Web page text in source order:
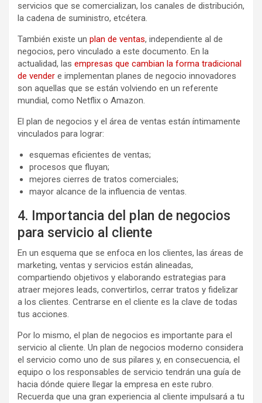
servicios que se comercializan, los canales de distribución,
la cadena de suministro, etcétera.
También existe un plan de ventas, independiente al de
negocios, pero vinculado a este documento. En la
actualidad, las empresas que cambian la forma tradicional
de vender e implementan planes de negocio innovadores
son aquellas que se están volviendo en un referente
mundial, como Netflix o Amazon.
El plan de negocios y el área de ventas están íntimamente
vinculados para lograr:
esquemas eficientes de ventas;
procesos que fluyan;
mejores cierres de tratos comerciales;
mayor alcance de la influencia de ventas.
4. Importancia del plan de negocios
para servicio al cliente
En un esquema que se enfoca en los clientes, las áreas de
marketing, ventas y servicios están alineadas,
compartiendo objetivos y elaborando estrategias para
atraer mejores leads, convertirlos, cerrar tratos y fidelizar
a los clientes. Centrarse en el cliente es la clave de todas
tus acciones.
Por lo mismo, el plan de negocios es importante para el
servicio al cliente. Un plan de negocios moderno considera
el servicio como uno de sus pilares y, en consecuencia, el
equipo o los responsables de servicio tendrán una guía de
hacia dónde quiere llegar la empresa en este rubro.
Recuerda que una gran experiencia al cliente impulsará a tu